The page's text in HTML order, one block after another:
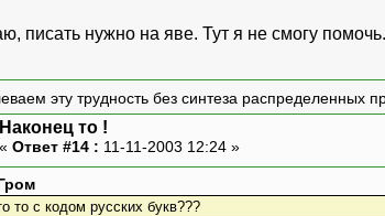
писать нужно на яве. Тут я не смогу помочь.
эту трудность без синтеза распределенных
Наконец то !
« Ответ #14 : 11-11-2003 12:24 »
то с кодом русских букв???